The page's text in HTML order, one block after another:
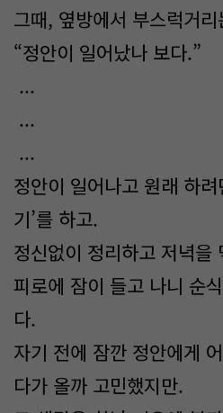
그때, 옆방에서 부스럭거
“정안이 일어났나 보다.”
...
...
...
정안이 일어나고 원래 하
기’를 하고.
정신없이 정리하고 저녁을
피로에 잠이 들고 나니 순
다.
자기 전에 잠깐 정안에게
다가 올까 고민했지만.